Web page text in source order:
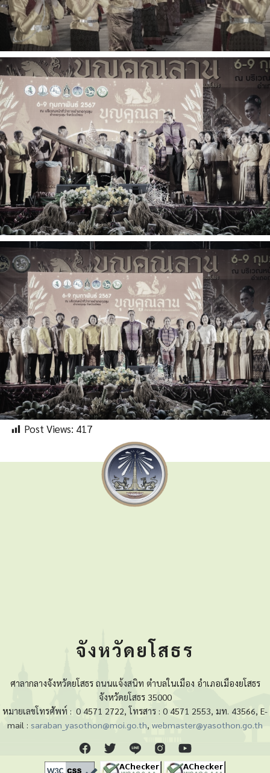
Post Views: 417
จังหวัดยโสธร
ศาลากลางจังหวัดยโสธร ถนนแจ้งสนิท ตำบลในเมือง อำเภอเมืองยโสธร
จังหวัดยโสธร 35000
หมายเลขโทรศัพท์ : 0 4571 2722, โทรสาร : 0 4571 2553, มท. 43566, E-
mail : saraban_yasothon@moi.go.th, webmaster@yasothon.go.th